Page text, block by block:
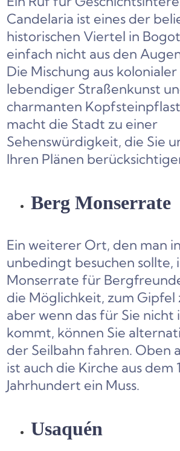
Candelaria ist eines der
historischen Viertel in
einfach nicht aus den
Die Mischung aus
lebendiger Straßenkunst
charmanten
macht die Stadt zu einer
Sehenswürdigkeit, die Sie
Ihren Plänen
Berg Monserrate
Ein weiterer Ort, den man
unbedingt besuchen sollte,
Monserrate für
die Möglichkeit, zum Gipfel
aber wenn das für Sie nicht
kommt, können Sie
der Seilbahn fahren. Oben
ist auch die Kirche aus dem
Jahrhundert ein Muss.
Usaquén